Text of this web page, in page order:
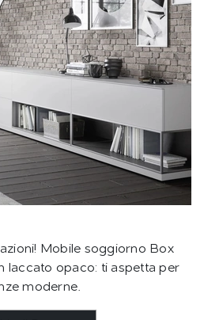
Mobile soggiorno Box
laccato opaco: ti aspetta per
moderne.